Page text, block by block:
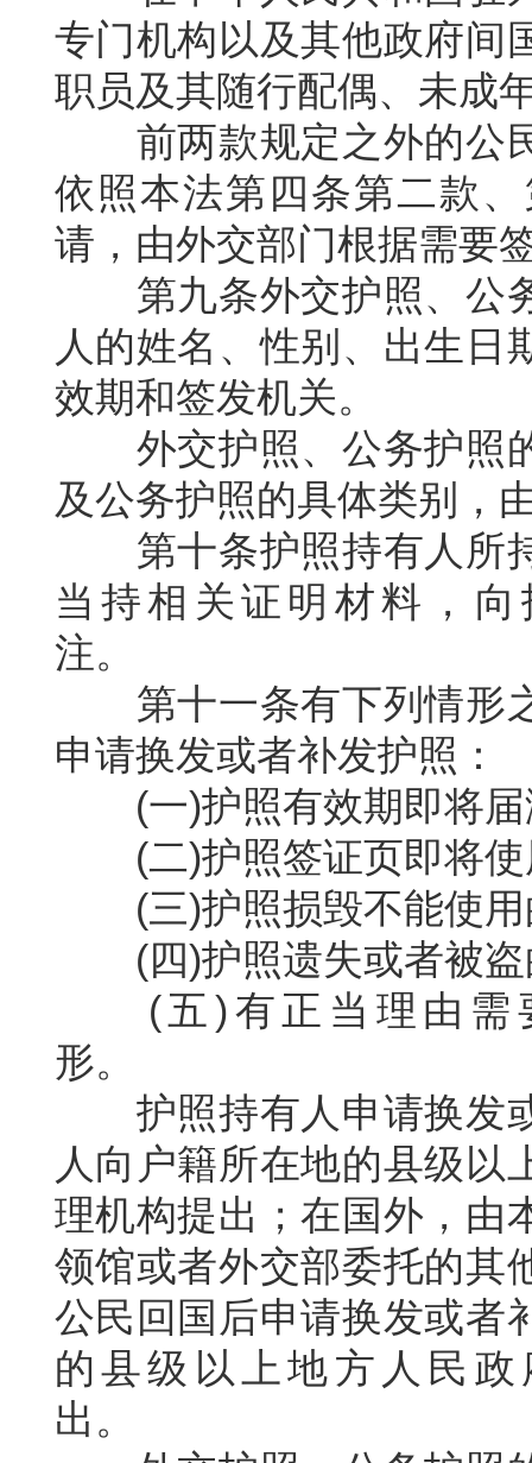
专门机构以及其他政府间
职员及其随行配偶、未成
前两款规定之外的公
依照本法第四条第二款
请，由外交部门根据需要
第九条外交护照、公
人的姓名、性别、出生日
效期和签发机关。
外交护照、公务护照
及公务护照的具体类别，
第十条护照持有人所
当持相关证明材料，
注。
第十一条有下列情形
申请换发或者补发护照：
(一)护照有效期即将
(二)护照签证页即将
(三)护照损毁不能使
(四)护照遗失或者被
(五)有正当理由需
形。
护照持有人申请换发
人向户籍所在地的县级以
理机构提出；在国外，由
领馆或者外交部委托的其
公民回国后申请换发或者
的县级以上地方人民
出。